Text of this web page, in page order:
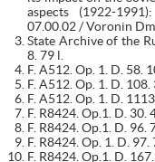
aspects (1922-
07.00.02 / Voronin
State Archive of the
8. 79 l.
F. A512. Op. 1. D. 58.
F. A512. Op. 1. D. 108.
F. A512. Op. 1. D.
F. R8424. Op.1. D. 30.
F. R8424. Op.1. D. 96.
F. R8424. Op. 1. D. 97.
F. R8424. Op.1. D. 167.